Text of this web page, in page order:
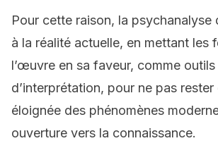
Pour cette raison, la psychanalyse
à la réalité actuelle, en mettant les
l’œuvre en sa faveur, comme outils
d’interprétation, pour ne pas
éloignée des phénomènes
ouverture vers la connaissance.